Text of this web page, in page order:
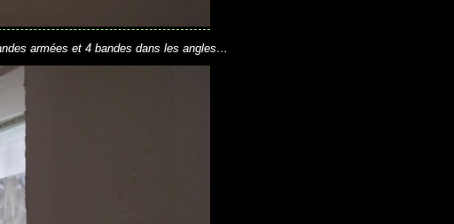
armées et 4 bandes dans les angles…